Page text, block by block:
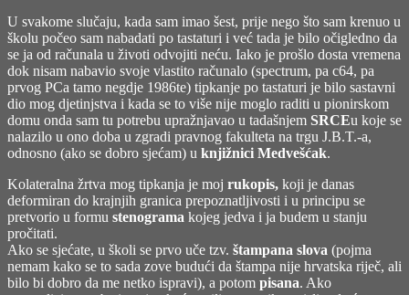
U svakome slučaju, kada sam imao šest, prije nego što sam krenuo u
školu počeo sam nabadati po tastaturi i već tada je bilo očigledno da
se ja od računala u životi odvojiti neću. Iako je prošlo dosta vremena
dok nisam nabavio svoje vlastito računalo (spectrum, pa c64, pa
prvog PCa tamo negdje 1986te) tipkanje po tastaturi je bilo sastavni
dio mog djetinjstva i kada se to više nije moglo raditi u pionirskom
domu onda sam tu potrebu upražnjavao u tadašnjem SRCEu koje se
nalazilo u ono doba u zgradi pravnog fakulteta na trgu J.B.T.-a,
odnosno (ako se dobro sjećam) u knjižnici Medvešćak.
Kolateralna žrtva mog tipkanja je moj rukopis, koji je danas
deformiran do krajnjih granica prepoznatljivosti i u principu se
pretvorio u formu stenograma kojeg jedva i ja budem u stanju
pročitati.
Ako se sjećate, u školi se prvo uče tzv. štampana slova (pojma
nemam kako se to sada zove budući da štampa nije hrvatska riječ, ali
bilo bi dobro da me netko ispravi), a potom pisana. Ako